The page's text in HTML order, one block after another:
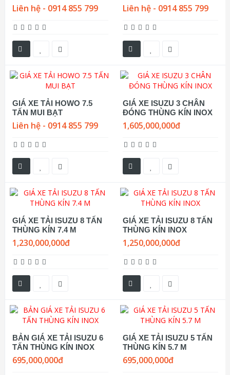
Liên hệ - 0914 855 799 Liên hệ - 0914 855 799
GIÁ XE TẢI HOWO 7.5
TẤN MUI BẠT
Liên hệ - 0914 855 799
GIÁ XE ISUZU 3 CHÂN
ĐÓNG THÙNG KÍN INOX
1,605,000,000đ
GIÁ XE TẢI ISUZU 8 TẤN
THÙNG KÍN 7.4 M
1,230,000,000đ
GIÁ XE TẢI ISUZU 8 TẤN
THÙNG KÍN INOX
1,250,000,000đ
BẢN GIÁ XE TẢI ISUZU 6
TẤN THÙNG KÍN INOX
695,000,000đ
GIÁ XE TẢI ISUZU 5 TẤN
THÙNG KÍN 5.7 M
695,000,000đ